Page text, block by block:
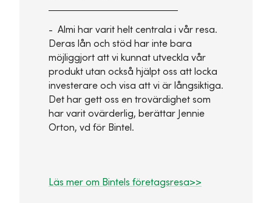
- Almi har varit helt centrala i vår resa.
Deras lån och stöd har inte bara
möjliggjort att vi kunnat utveckla vår
produkt utan också hjälpt oss att locka
investerare och visa att vi är långsiktiga.
Det har gett oss en trovärdighet som
har varit ovärderlig, berättar Jennie
Orton, vd för Bintel.
Läs mer om Bintels företagsresa>>